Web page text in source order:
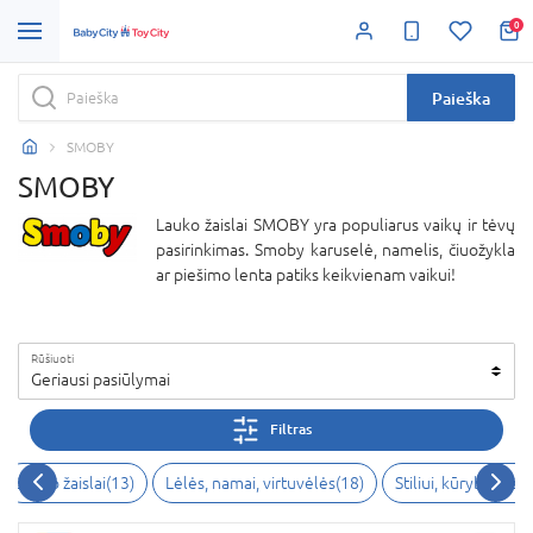
0
Paieška
SMOBY
SMOBY
Lauko žaislai SMOBY yra populiarus vaikų ir tėvų
pasirinkimas. Smoby karuselė, namelis, čiuožykla
ar piešimo lenta patiks keikvienam vaikui!
Rūšiuoti
Geriausi pasiūlymai
Filtras
Lauko žaislai(13) Lėlės, namai, virtuvėlės(18) Stiliui, kūrybai,